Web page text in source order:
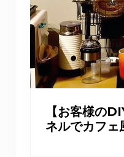
【お客様の
ネルでカフェ